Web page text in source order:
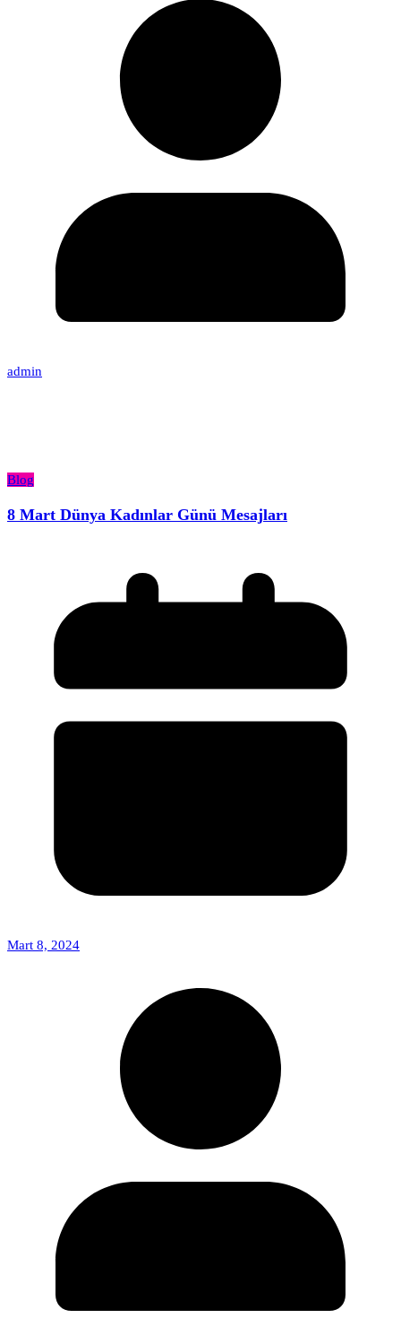
admin
Blog
8 Mart Dünya Kadınlar Günü Mesajları
Mart 8, 2024